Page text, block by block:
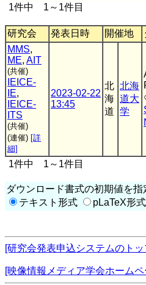
1件中 1～1件目
研究会 発表日時 開催地
MMS,
ME, AIT
(共催)
IEICE-
IE,
IEICE-
ITS
(共催)
(連催) [詳
細]
2023-02-22
13:45
北
海
道
北海
道大
学
1件中 1～1件目
ダウンロード書式の初期値を
テキスト形式
pLaTeX形式
[研究会発表申込システムのト
[映像情報メディア学会ホームペ